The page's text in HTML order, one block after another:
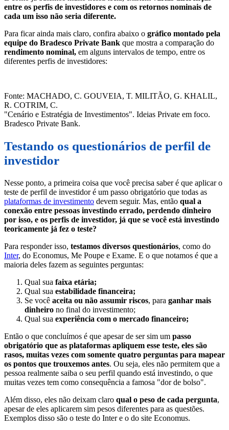
entre os perfis de investidores e com os retornos nominais de
cada um isso não seria diferente.
Para ficar ainda mais claro, confira abaixo o gráfico montado pela
equipe do Bradesco Private Bank que mostra a comparação do
rendimento nominal, em alguns intervalos de tempo, entre os
diferentes perfis de investidores:
Fonte: MACHADO, C. GOUVEIA, T. MILITÃO, G. KHALIL,
R. COTRIM, C.
"Cenário e Estratégia de Investimentos". Ideias Private em foco.
Bradesco Private Bank.
Testando os questionários de perfil de
investidor
Nesse ponto, a primeira coisa que você precisa saber é que aplicar o
teste de perfil de investidor é um passo obrigatório que todas as
plataformas de investimento devem seguir. Mas, então qual a
conexão entre pessoas investindo errado, perdendo dinheiro
por isso, e os perfis de investidor, já que se você está investindo
teoricamente já fez o teste?
Para responder isso, testamos diversos questionários, como do
Inter, do Economus, Me Poupe e Exame. E o que notamos é que a
maioria deles fazem as seguintes perguntas:
Qual sua faixa etária;
Qual sua estabilidade financeira;
Se você aceita ou não assumir riscos, para ganhar mais
dinheiro no final do investimento;
Qual sua experiência com o mercado financeiro;
Então o que concluímos é que apesar de ser sim um passo
obrigatório que as plataformas apliquem esse teste, eles são
rasos, muitas vezes com somente quatro perguntas para mapear
os pontos que trouxemos antes. Ou seja, eles não permitem que a
pessoa realmente saiba o seu perfil quando está investindo, o que
muitas vezes tem como consequência a famosa "dor de bolso".
Além disso, eles não deixam claro qual o peso de cada pergunta,
apesar de eles aplicarem sim pesos diferentes para as questões.
Exemplos disso são o teste do Inter e o do site Economus.